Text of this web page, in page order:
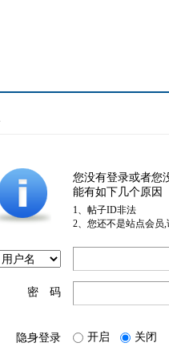
您没有登录或者您
能有如下几个原因
1、帖子ID非法
2、您还不是站点会员
密 码
隐身登录 开启 关闭